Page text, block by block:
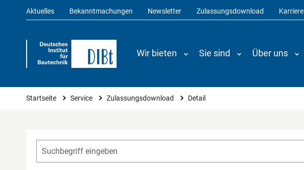
Aktuelles Bekanntmachungen Newsletter Zulassungsdownload Karriere
Wir bieten Sie sind Über uns
Sie sind hier
Startseite Service Zulassungsdownload Detail